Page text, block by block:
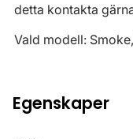
detta kontakta
Vald modell:
Egenskaper